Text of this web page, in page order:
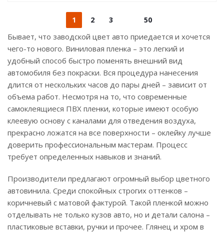
1 2 3 50
Бывает, что заводской цвет авто приедается и хочется
чего-то нового. Виниловая пленка – это легкий и
удобный способ быстро поменять внешний вид
автомобиля без покраски. Вся процедура нанесения
длится от нескольких часов до пары дней – зависит от
объема работ. Несмотря на то, что современные
самоклеящиеся ПВХ пленки, которые имеют особую
клеевую основу с каналами для отведения воздуха,
прекрасно ложатся на все поверхности – оклейку лучше
доверить профессиональным мастерам. Процесс
требует определенных навыков и знаний.
Производители предлагают огромный выбор цветного
автовинила. Среди спокойных строгих оттенков –
коричневый с матовой фактурой. Такой пленкой можно
отделывать не только кузов авто, но и детали салона –
пластиковые вставки, ручки и прочее. Глянец и хром в